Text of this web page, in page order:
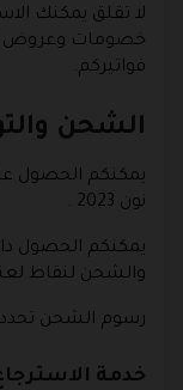
لا تقلق يمكنك
خصومات وعروض
فواتيركم.
الشحن
يمكنكم الحصول
نون 2023 .
يمكنكم الحصول
والشحن لنقاط
رسوم الشحن
خدمة